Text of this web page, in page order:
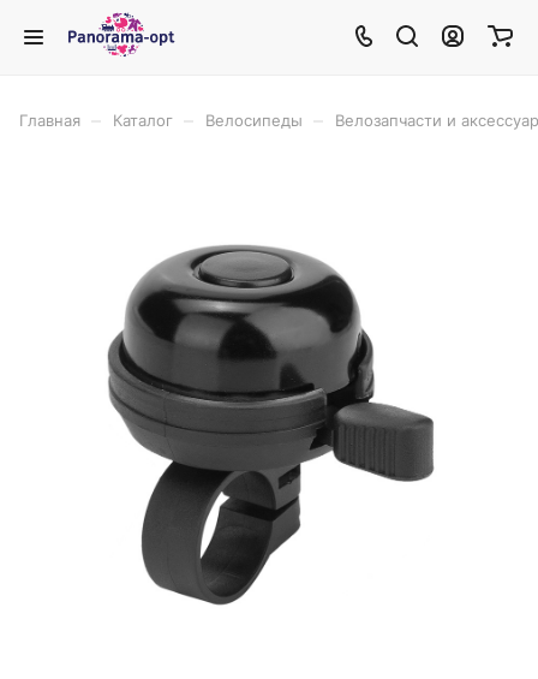
Главная Каталог Велосипеды Велозапчасти и